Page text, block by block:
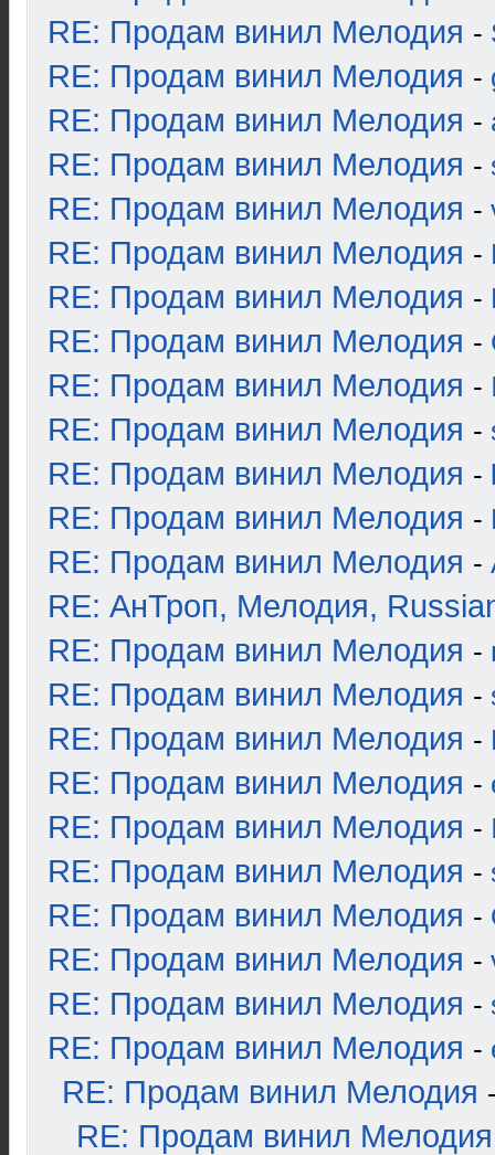
RE: Продам винил Мелодия -
RE: Продам винил Мелодия -
RE: Продам винил Мелодия -
RE: Продам винил Мелодия -
RE: Продам винил Мелодия -
RE: Продам винил Мелодия -
RE: Продам винил Мелодия -
RE: Продам винил Мелодия -
RE: Продам винил Мелодия -
RE: Продам винил Мелодия -
RE: Продам винил Мелодия -
RE: Продам винил Мелодия -
RE: Продам винил Мелодия -
RE: АнТроп, Мелодия,
RE: Продам винил Мелодия -
RE: Продам винил Мелодия -
RE: Продам винил Мелодия -
RE: Продам винил Мелодия -
RE: Продам винил Мелодия -
RE: Продам винил Мелодия -
RE: Продам винил Мелодия -
RE: Продам винил Мелодия -
RE: Продам винил Мелодия -
RE: Продам винил Мелодия -
RE: Продам винил Мелодия
RE: Продам винил Мелодия